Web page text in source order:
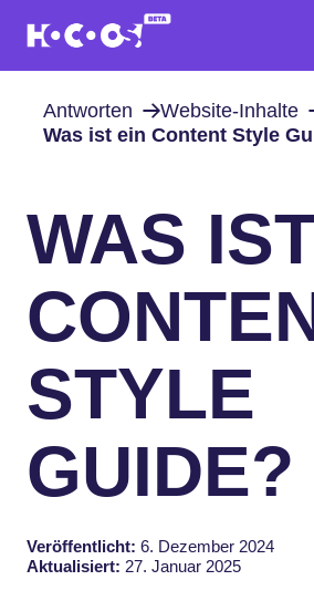
Antworten
Website-Inhalte
Was ist ein Content Style
WAS
STYLE
GUIDE?
Veröffentlicht: 6. Dezember 2024
Aktualisiert: 27. Januar 2025